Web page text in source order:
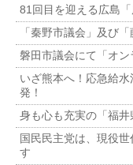
81回目を迎える広島「
「秦野市議会」及び
磐田市議会にて「オ
いざ熊本へ！応急給
発！
身も心も充実の「福井
国民民主党は、現役
す